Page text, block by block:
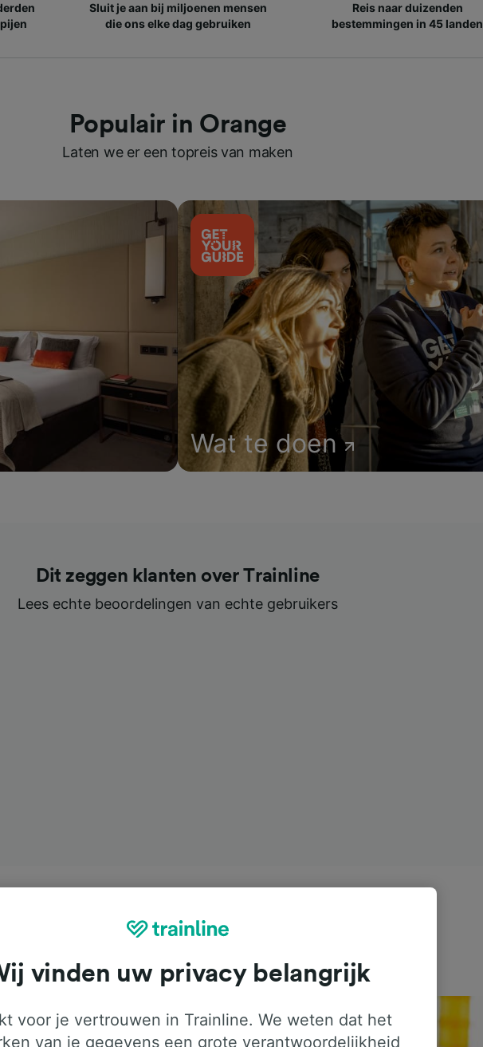
Sluit je aan bij miljoenen mensen
die ons elke dag gebruiken
Reis naar duizenden
bestemmingen in 45 landen
Populair in Orange
Laten we er een topreis van maken
Wat te doen
Dit zeggen klanten over Trainline
Lees echte beoordelingen van echte gebruikers
vinden uw privacy belangrijk
voor je vertrouwen in Trainline. We weten dat het
van je gegevens een grote verantwoordelijkheid